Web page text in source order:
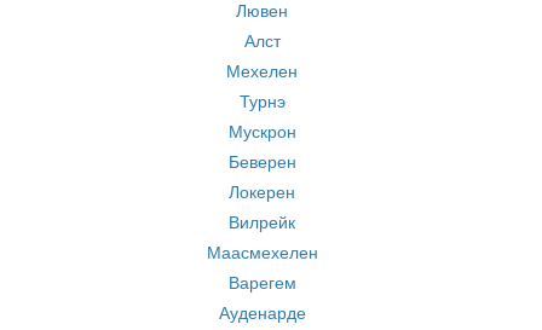
Лювен
Алст
Мехелен
Турнэ
Мускрон
Беверен
Локерен
Вилрейк
Маасмехелен
Варегем
Ауденарде